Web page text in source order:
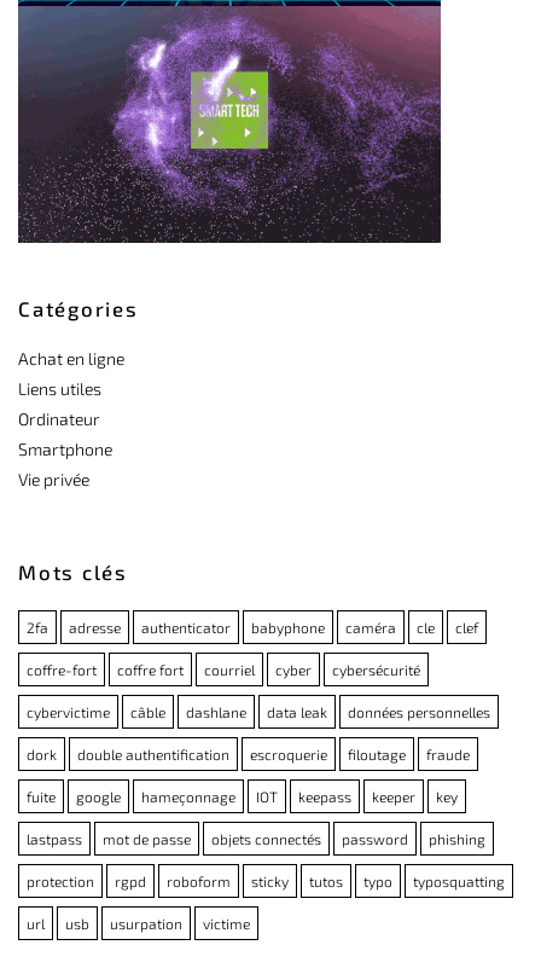
Catégories
Achat en ligne
Liens utiles
Ordinateur
Smartphone
Vie privée
Mots clés
2fa adresse authenticator babyphone caméra cle clef
coffre-fort coffre fort courriel cyber cybersécurité
cybervictime câble dashlane data leak données personnelles
dork double authentification escroquerie filoutage fraude
fuite google hameçonnage IOT keepass keeper key
lastpass mot de passe objets connectés password phishing
protection rgpd roboform sticky tutos typo typosquatting
url usb usurpation victime